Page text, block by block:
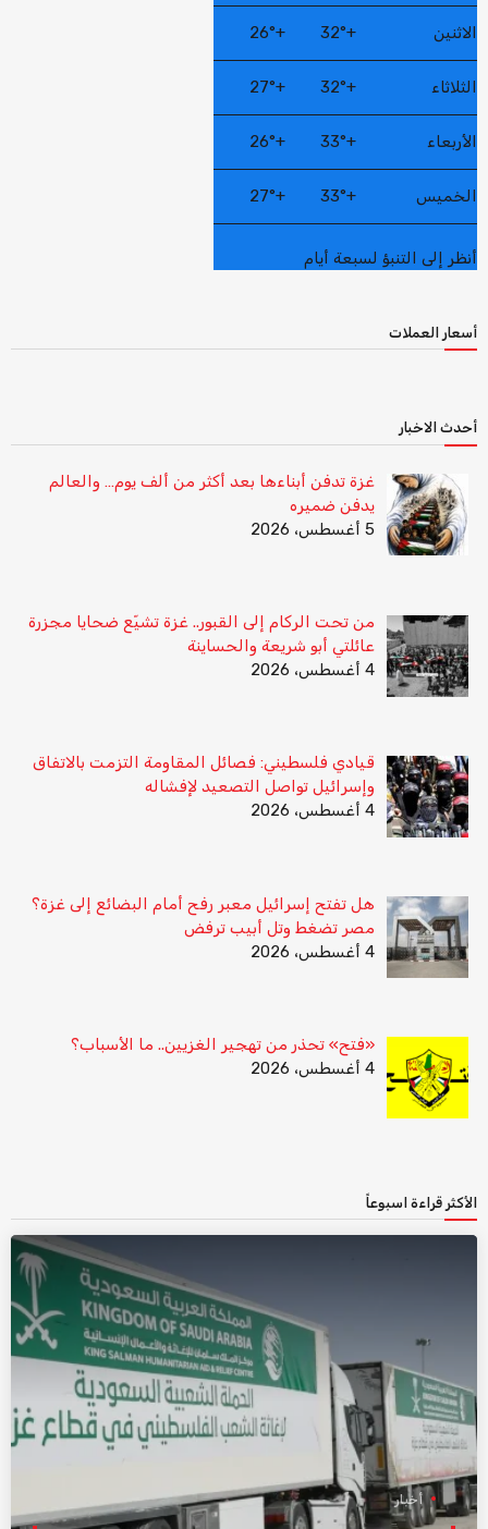
الاثنين +
32°
+
26°
الثلاثاء +
32°
+
27°
الأربعاء +
33°
+
26°
الخميس +
33°
+
27°
أنظر إلى التنبؤ لسبعة أيام
أسعار العملات
أحدث الاخبار
غزة تدفن أبناءها بعد أكثر من ألف يوم… والعالم
يدفن ضميره
5 أغسطس، 2026
من تحت الركام إلى القبور.. غزة تشيّع ضحايا مجزرة
عائلتي أبو شريعة والحساينة
4 أغسطس، 2026
قيادي فلسطيني: فصائل المقاومة التزمت بالاتفاق
وإسرائيل تواصل التصعيد لإفشاله
4 أغسطس، 2026
هل تفتح إسرائيل معبر رفح أمام البضائع إلى غزة؟
مصر تضغط وتل أبيب ترفض
4 أغسطس، 2026
«فتح» تحذر من تهجير الغزيين.. ما الأسباب؟
4 أغسطس، 2026
الأكثر قراءة اسبوعاً
أخبار